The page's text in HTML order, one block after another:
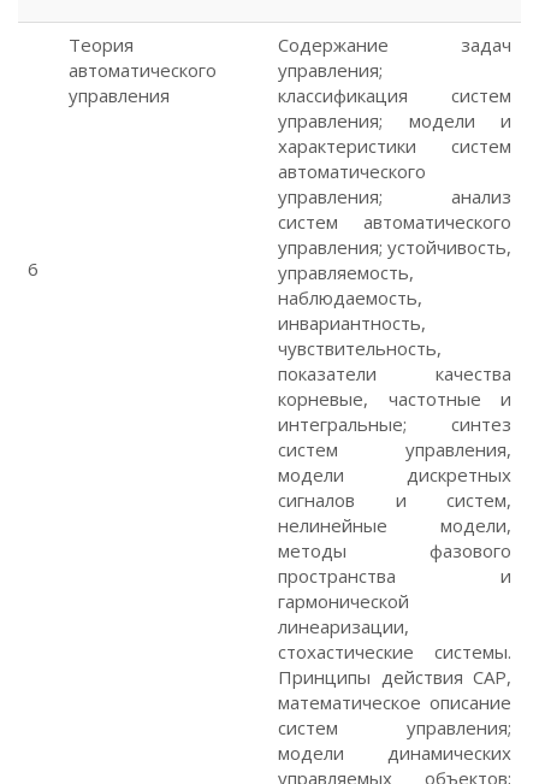
6
Теория
автоматического
управления
Содержание задач
управления;
классификация систем
управления; модели и
характеристики систем
автоматического
управления; анализ
систем автоматического
управления; устойчивость,
управляемость,
наблюдаемость,
инвариантность,
чувствительность,
показатели качества
корневые, частотные и
интегральные; синтез
систем управления,
модели дискретных
сигналов и систем,
нелинейные модели,
методы фазового
пространства и
гармонической
линеаризации,
стохастические системы.
Принципы действия САР,
математическое описание
систем управления;
модели динамических
управляемых объектов;